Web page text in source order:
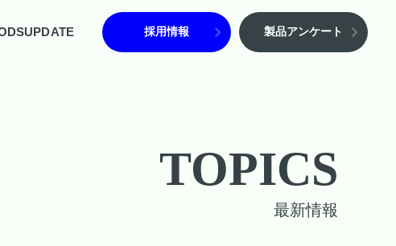
UPDATE 採用情報 製品アンケート
TOPICS
最新情報